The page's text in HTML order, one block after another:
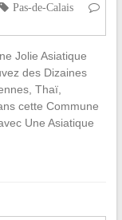
Pas-de-Calais
Jolie Asiatique
des Dizaines
Thaï,
cette Commune
Une Asiatique